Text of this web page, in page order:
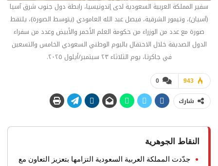
سفير المملكة العربية السعودية لدى إندونيسيا، رابطة دول جنوب شرق آسيا
(آسيان)، وتيمور الشرقية، فيصل عبد الله العامودي (يتوسط الصورة)، يلتقط
صورة مع عدد من الوزراء من حكومة العلم الأحمر والأبيض وعدد من سفراء
الدول الصديقة خلال الاحتفال باليوم الوطني السعودي الخامس والتسعين
في جاكرتا، يوم الثلاثاء ٢٣ سبتمبر/أيلول ٢٠٢٥.
0 943
شارك
النقاط الجوهرية
جدّدت المملكة العربية السعودية التزامها بتعزيز التعاون مع